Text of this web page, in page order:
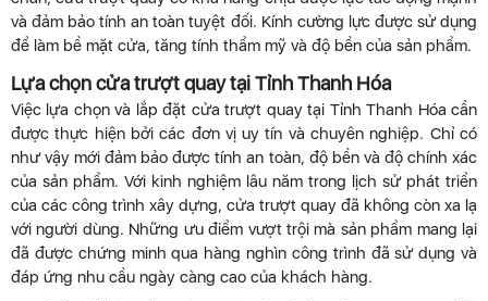
và đảm bảo tính an toàn tuyệt đối. Kính cường lực được sử dụng
để làm bề mặt cửa, tăng tính thẩm mỹ và độ bền của sản phẩm.
Lựa chọn cửa trượt quay tại Tỉnh Thanh Hóa
Việc lựa chọn và lắp đặt cửa trượt quay tại Tỉnh Thanh Hóa cần
được thực hiện bởi các đơn vị uy tín và chuyên nghiệp. Chỉ có
như vậy mới đảm bảo được tính an toàn, độ bền và độ chính xác
của sản phẩm. Với kinh nghiệm lâu năm trong lịch sử phát triển
của các công trình xây dựng, cửa trượt quay đã không còn xa lạ
với người dùng. Những ưu điểm vượt trội mà sản phẩm mang lại
đã được chứng minh qua hàng nghìn công trình đã sử dụng và
đáp ứng nhu cầu ngày càng cao của khách hàng.